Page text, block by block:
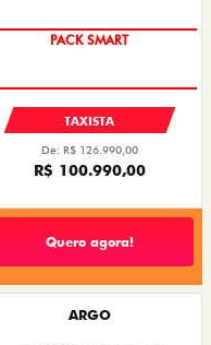
PACK SMART
TAXISTA
De: R$ 126.990,00
R$ 100.990,00
Quero agora!
ARGO